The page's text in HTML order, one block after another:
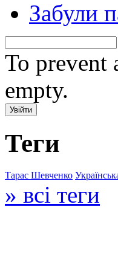
Забули
To prevent
empty.
Теги
Тарас Шевченко
» всі теги